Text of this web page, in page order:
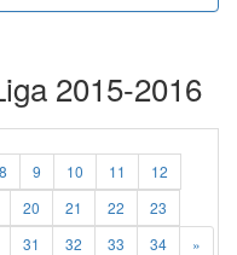
2015-2016
8 9 10 11
12
20 21 22
23
31 32 33 34 »